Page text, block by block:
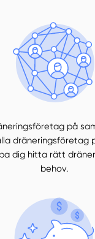
på
dräneringsföretag
dig hitta rätt
behov.